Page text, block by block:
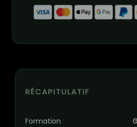
RÉCAPITULATIF
Formation